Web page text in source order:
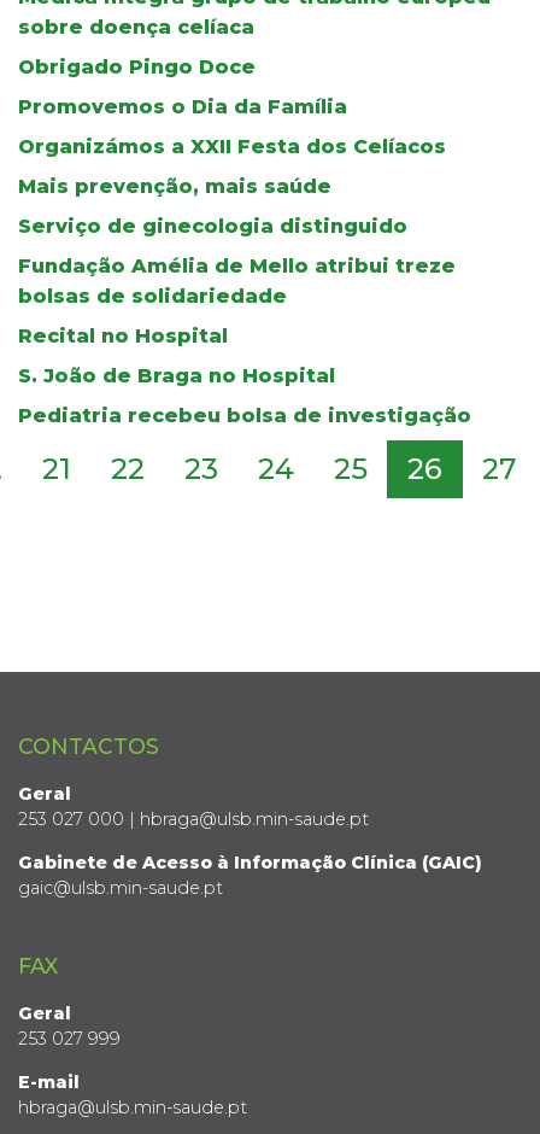
sobre doença celíaca
Obrigado Pingo Doce
Promovemos o Dia da Família
Organizámos a XXII Festa dos Celíacos
Mais prevenção, mais saúde
Serviço de ginecologia distinguido
Fundação Amélia de Mello atribui treze
bolsas de solidariedade
Recital no Hospital
S. João de Braga no Hospital
Pediatria recebeu bolsa de investigação
21 22 23 24 25 26 27
CONTACTOS
Geral
253 027 000 | hbraga@ulsb.min-saude.pt
Gabinete de Acesso à Informação Clínica (GAIC)
gaic@ulsb.min-saude.pt
FAX
Geral
253 027 999
E-mail
hbraga@ulsb.min-saude.pt